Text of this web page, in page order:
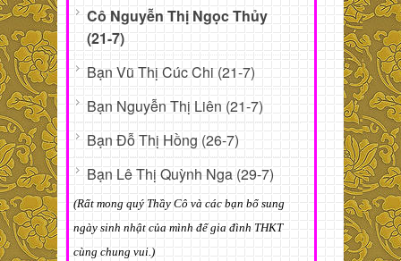
Cô Nguyễn Thị Ngọc Thủy
(21-7)
Bạn Vũ Thị Cúc Chi (21-7)
Bạn Nguyễn Thị Liên (21-7)
Bạn Đỗ Thị Hồng (26-7)
Bạn Lê Thị Quỳnh Nga (29-7)
(Rất mong quý Thầy Cô và các bạn bổ sung
ngày sinh nhật của mình để gia đình THKT
cùng chung vui.)